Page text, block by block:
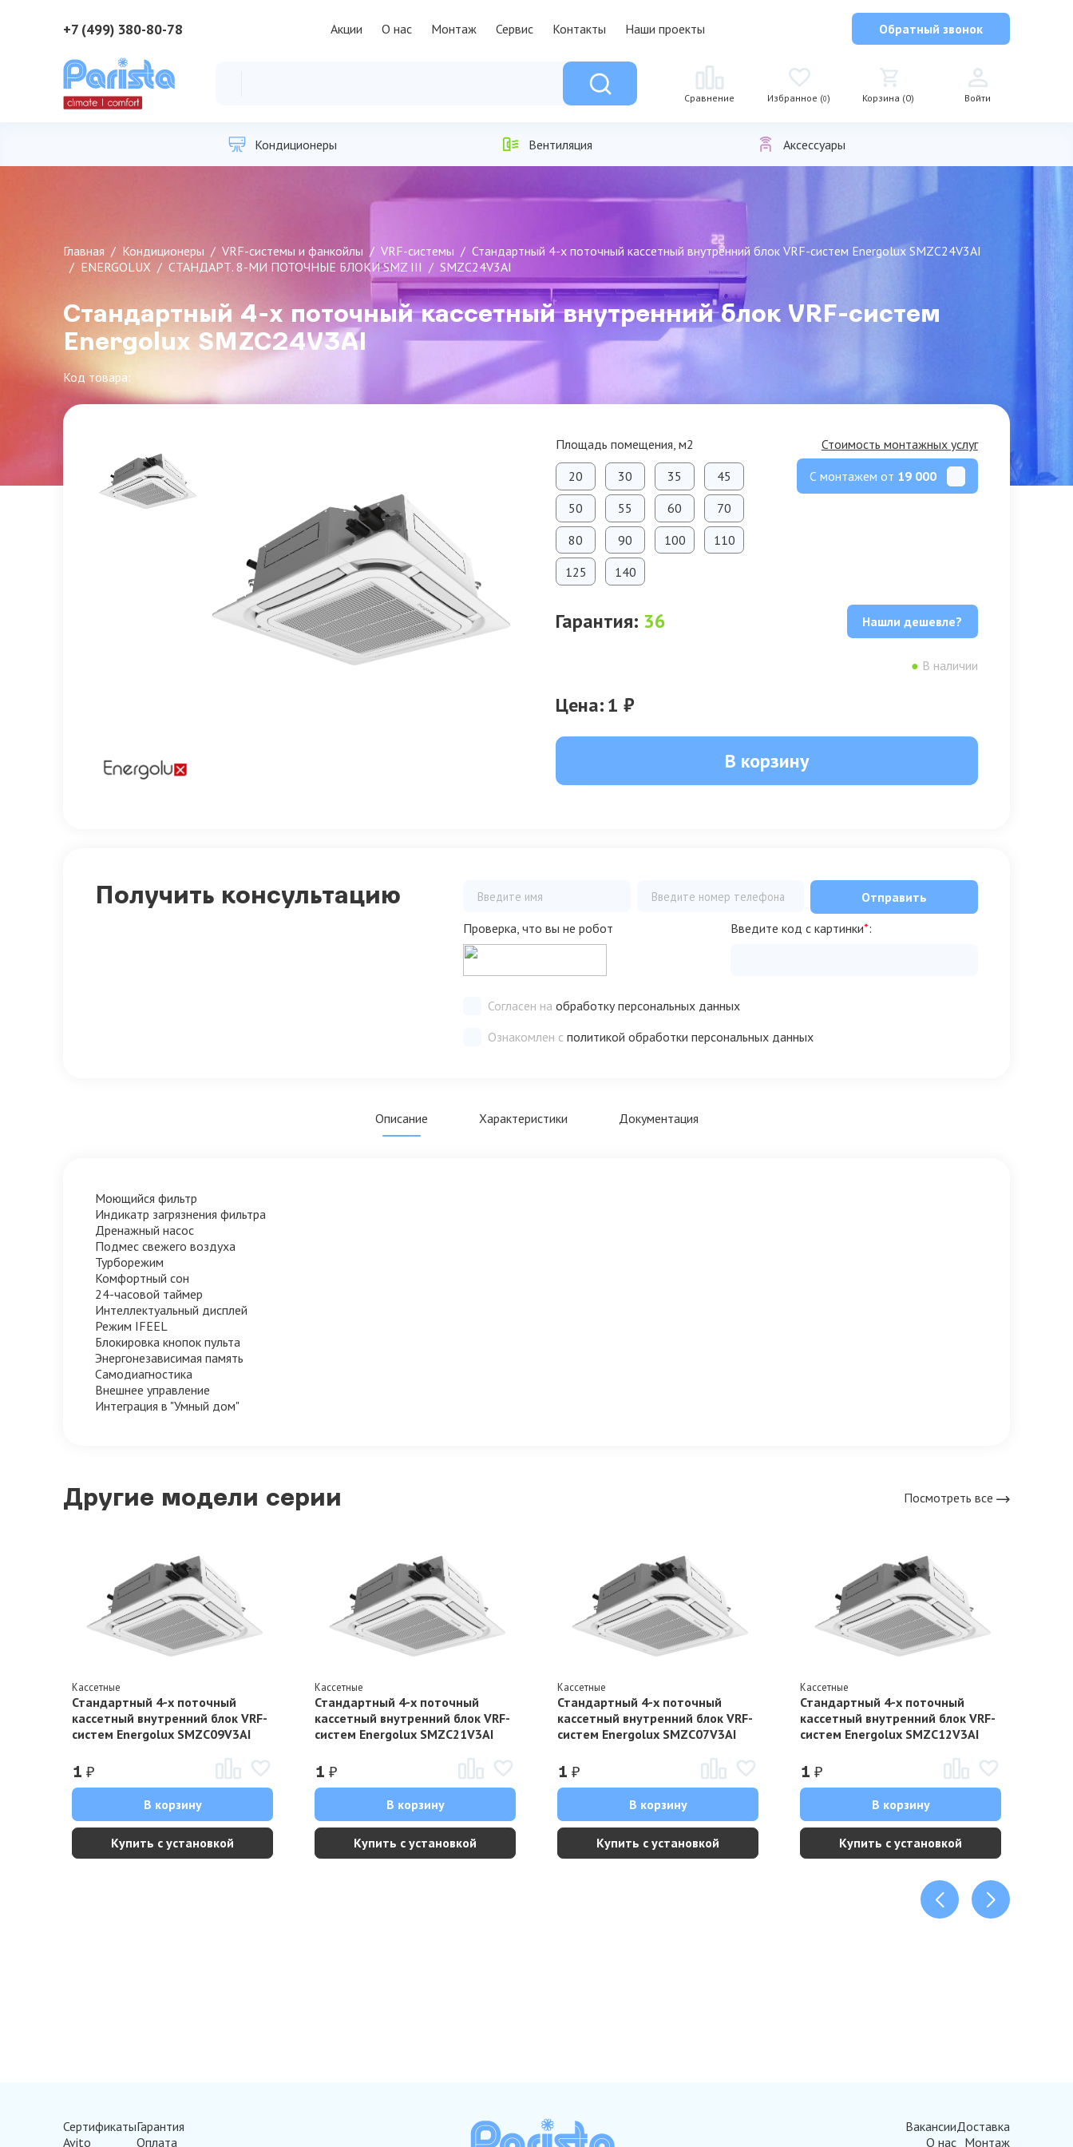
+7 (499) 380-80-78 Акции О нас Монтаж Сервис Контакты Наши проекты Обратный звонок
Сравнение Избранное (0) Корзина (0) Войти
Кондиционеры Вентиляция Аксессуары
Главная Кондиционеры VRF-системы и фанкойлы VRF-системы
Стандартный 4-х поточный кассетный внутренний блок VRF-систем Energolux SMZC24V3AI
ENERGOLUX
СТАНДАРТ. 8-МИ ПОТОЧНЫЕ БЛОКИ SMZ III SMZC24V3AI
Стандартный 4-х поточный кассетный внутренний блок VRF-систем
Energolux SMZC24V3AI
Код товара:
Площадь помещения, м2
20 30 35
45
50
55 60
70
80
90 100
110
125
140
Стоимость монтажных услуг
С монтажем от 19 000
Гарантия: 36 Нашли дешевле?
● В наличии
Цена:1 ₽
В корзину
Получить консультацию
Отправить
Проверка, что вы не робот
Введите код с картинки*:
Согласен наобработку персональных данных
Ознакомлен сполитикой обработки персональных данных
Описание Характеристики Документация
Моющийся фильтр
Индикатр загрязнения фильтра
Дренажный насос
Подмес свежего воздуха
Турборежим
Комфортный сон
24-часовой таймер
Интеллектуальный дисплей
Режим IFEEL
Блокировка кнопок пульта
Энергонезависимая память
Самодиагностика
Внешнее управление
Интеграция в "Умный дом"
Другие модели серии Посмотреть все
Кассетные
Стандартный 4-х поточный
кассетный внутренний блок VRF-
систем Energolux SMZC09V3AI
1₽
В корзину
Купить с установкой
Кассетные
Стандартный 4-х поточный
кассетный внутренний блок VRF-
систем Energolux SMZC21V3AI
1₽
В корзину
Купить с установкой
Кассетные
Стандартный 4-х поточный
кассетный внутренний блок VRF-
систем Energolux SMZC07V3AI
1₽
В корзину
Купить с установкой
Кассетные
Стандартный 4-х поточный
кассетный внутренний блок VRF-
систем Energolux SMZC12V3AI
1₽
В корзину
Купить с установкой
Сертификаты
Avito
Гарантия
Оплата
Вакансии
О нас
Доставка
Монтаж